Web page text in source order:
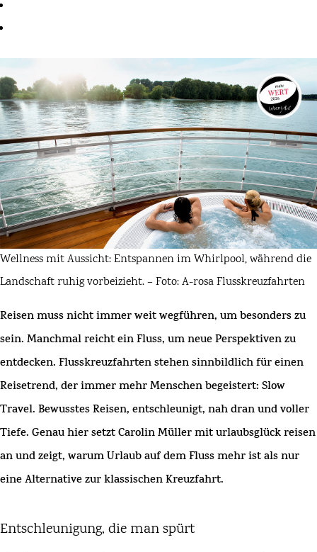
Wellness mit Aussicht: Entspannen im Whirlpool, während die
Landschaft ruhig vorbeizieht. – Foto: A-rosa Flusskreuzfahrten
Reisen muss nicht immer weit wegführen, um besonders zu
sein. Manchmal reicht ein Fluss, um neue Perspektiven zu
entdecken. Flusskreuzfahrten stehen sinnbildlich für einen
Reisetrend, der immer mehr Menschen begeistert: Slow
Travel. Bewusstes Reisen, entschleunigt, nah dran und voller
Tiefe. Genau hier setztCarolin Müller miturlaubsglück reisen
an und zeigt, warum Urlaub auf dem Fluss mehr ist als nur
eine Alternative zur klassischen Kreuzfahrt.
Entschleunigung, die man spürt